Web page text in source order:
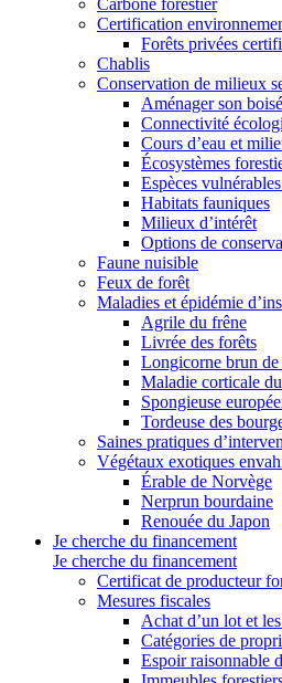
Carbone forestier
Certification
Forêts privées
Chablis
Conservation de milieux
Aménager son
Connectivité
Cours d’eau et
Écosystèmes
Espèces
Habitats fauniques
Milieux d’intérêt
Options de
Faune nuisible
Feux de forêt
Maladies et épidémie
Agrile du frêne
Livrée des forêts
Longicorne brun de
Maladie corticale
Spongieuse
Tordeuse des
Saines pratiques
Végétaux exotiques
Érable de Norvège
Nerprun bourdaine
Renouée du Japon
Je cherche du financement
Je cherche du financement
Certificat de producteur
Mesures fiscales
Achat d’un lot et
Catégories de
Espoir raisonnable